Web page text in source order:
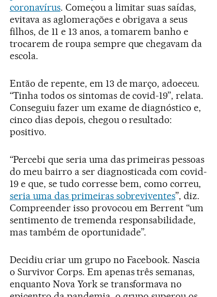
coronavírus. Começou a limitar suas saídas,
evitava as aglomerações e obrigava a seus
filhos, de 11 e 13 anos, a tomarem banho e
trocarem de roupa sempre que chegavam da
escola.
Então de repente, em 13 de março, adoeceu.
“Tinha todos os sintomas de covid-19”, relata.
Conseguiu fazer um exame de diagnóstico e,
cinco dias depois, chegou o resultado:
positivo.
“Percebi que seria uma das primeiras pessoas
do meu bairro a ser diagnosticada com covid-
19 e que, se tudo corresse bem, como correu,
seria uma das primeiras sobreviventes”, diz.
Compreender isso provocou em Berrent “um
sentimento de tremenda responsabilidade,
mas também de oportunidade”.
Decidiu criar um grupo no Facebook. Nascia
o Survivor Corps. Em apenas três semanas,
enquanto Nova York se transformava no